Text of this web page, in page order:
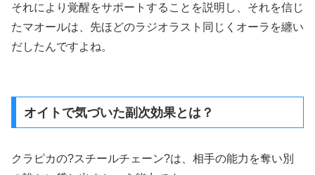
それにより覚醒をサポートすることを説明し、それを信じ
たマオールは、先ほどのラジオラスト同じくオーラを纏い
だしたんですよね。
オイトで気づいた副次効果とは？
クラピカの?スチールチェーン?は、相手の能力を奪い別